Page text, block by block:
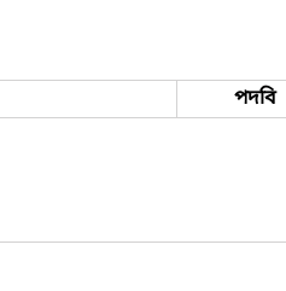
পদবি